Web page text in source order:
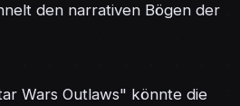
den narrativen Bögen der
Wars Outlaws" könnte die